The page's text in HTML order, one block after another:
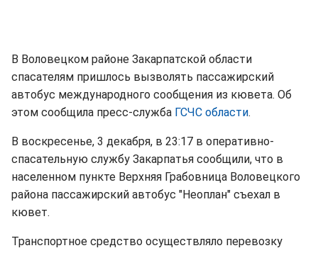
В Воловецком районе Закарпатской области
спасателям пришлось вызволять пассажирский
автобус международного сообщения из кювета. Об
этом сообщила пресс-служба ГСЧС области.
В воскресенье, 3 декабря, в 23:17 в оперативно-
спасательную службу Закарпатья сообщили, что в
населенном пункте Верхняя Грабовница Воловецкого
района пассажирский автобус "Неоплан" съехал в
кювет.
Транспортное средство осуществляло перевозку